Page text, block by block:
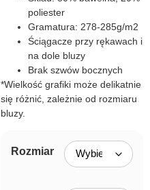
poliester
Gramatura: 278-285g/m2
Ściągacze przy rękawach i
na dole bluzy
Brak szwów bocznych
*Wielkość grafiki może delikatnie
się różnić, zależnie od rozmiaru
bluzy.
Rozmiar